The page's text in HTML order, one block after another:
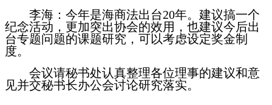
李海：今年是海商法出台20年。建议搞一个
纪念活动，更加突出协会的效用，也建议今后出
台专题问题的课题研究，可以考虑设定奖金制
度。
会议请秘书处认真整理各位理事的建议和意
见并交秘书长办公会讨论研究落实。